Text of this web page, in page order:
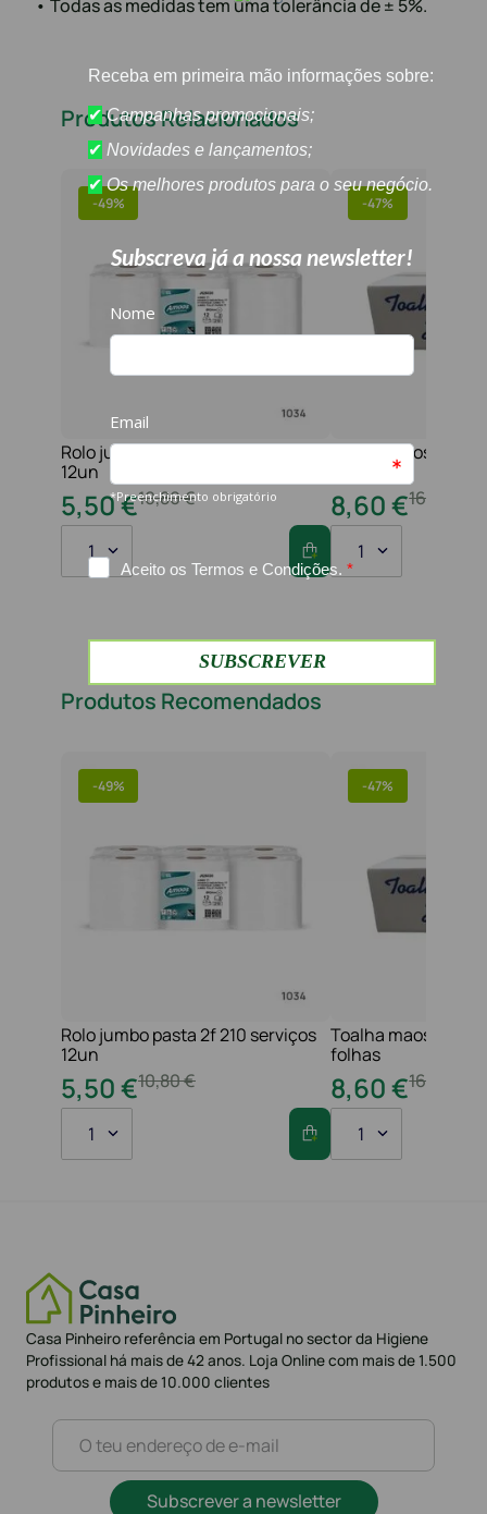
• Todas as medidas tem uma tolerância de ± 5%.
Produtos Relacionados
-49%
Rolo jumbo pasta 2f 210 serviços
12un
10,80€
5,50€
1
-47%
Toalha maos 2f
16
8,60€
1
Produtos Recomendados
-49%
Rolo jumbo pasta 2f 210 serviços
12un
10,80€
5,50€
1
-47%
Toalha maos 2f
folhas
16
8,60€
1
Casa Pinheiro referência em Portugal no sector da Higiene
Profissional há mais de 42 anos. Loja Online com mais de 1.500
produtos e mais de 10.000 clientes
Subscrever a newsletter